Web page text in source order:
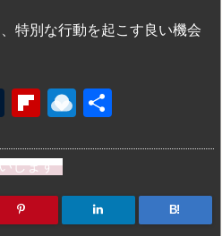
特別な行動を起こす良い機会
T
m
bl
r
Fl
b
o
ar
R
n
dr
o
します
B!